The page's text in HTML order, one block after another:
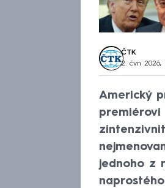
ČTK
2. čvn 2026,
Americký
premiérovi
jednoho z